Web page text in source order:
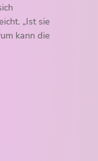
„Ist sie
kann die